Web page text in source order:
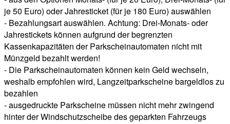
je 50 Euro) oder Jahresticket (für je 180 Euro) auswählen
- Bezahlungsart auswählen. Achtung: Drei-Monats- oder
Jahrestickets können aufgrund der begrenzten
Kassenkapazitäten der Parkscheinautomaten nicht mit
Münzgeld bezahlt werden!
- Die Parkscheinautomaten können kein Geld wechseln,
weshalb empfohlen wird, Langzeitparkscheine bargeldlos zu
bezahlen
- ausgedruckte Parkscheine müssen nicht mehr zwingend
hinter der Windschutzscheibe des geparkten Fahrzeugs